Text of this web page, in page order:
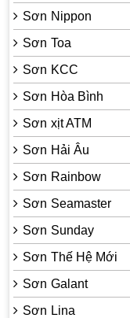
Sơn Nippon
Sơn Toa
Sơn KCC
Sơn Hòa Bình
Sơn xịt ATM
Sơn Hải Âu
Sơn Rainbow
Sơn Seamaster
Sơn Sunday
Sơn Thế Hệ Mới
Sơn Galant
Sơn Lina